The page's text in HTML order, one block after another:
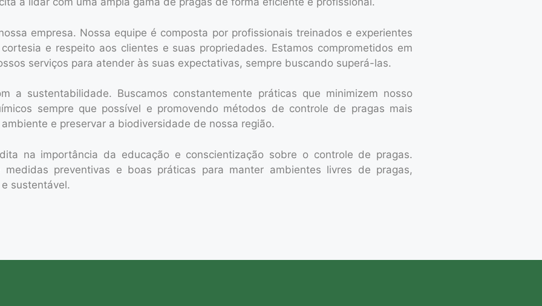
empresa. Nossa equipe é composta por profissionais treinados e experientes
e respeito aos clientes e suas propriedades. Estamos comprometidos em
serviços para atender às suas expectativas, sempre buscando superá-las.
a sustentabilidade. Buscamos constantemente práticas que minimizem nosso
sempre que possível e promovendo métodos de controle de pragas mais
e preservar a biodiversidade de nossa região.
na importância da educação e conscientização sobre o controle de pragas.
medidas preventivas e boas práticas para manter ambientes livres de pragas,
sustentável.